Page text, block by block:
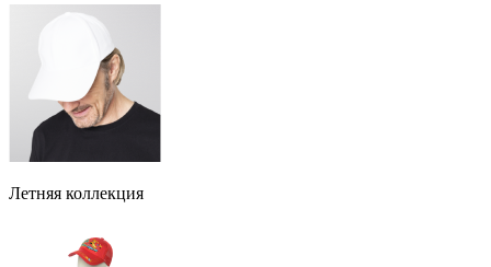
Летняя коллекция